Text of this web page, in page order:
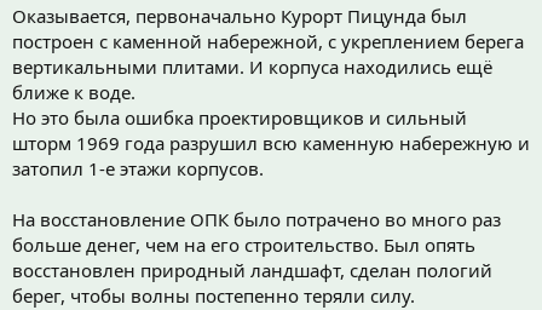
Оказывается, первоначально Курорт Пицунда был
построен с каменной набережной, с укреплением берега
вертикальными плитами. И корпуса находились ещё
ближе к воде.
Но это была ошибка проектировщиков и сильный
шторм 1969 года разрушил всю каменную набережную и
затопил 1-е этажи корпусов.
На восстановление ОПК было потрачено во много раз
больше денег, чем на его строительство. Был опять
восстановлен природный ландшафт, сделан пологий
берег, чтобы волны постепенно теряли силу.